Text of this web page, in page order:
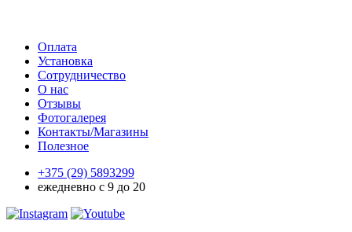
Оплата
Установка
Сотрудничество
О нас
Отзывы
Фотогалерея
Контакты/Магазины
Полезное
+375 (29) 5893299
ежедневно с 9 до 20